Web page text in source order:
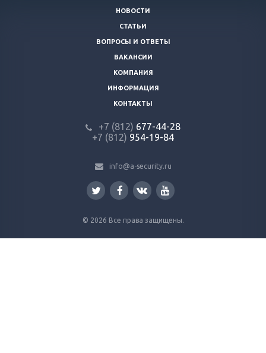
НОВОСТИ
СТАТЬИ
ВОПРОСЫ И ОТВЕТЫ
ВАКАНСИИ
КОМПАНИЯ
ИНФОРМАЦИЯ
КОНТАКТЫ
+7 (812) 677-44-28
+7 (812) 954-19-84
info@a-security.ru
© 2026 Все права защищены.